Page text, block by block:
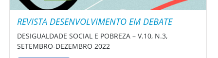
REVISTA DESENVOLVIMENTO EM DEBATE
DESIGUALDADE SOCIAL E POBREZA – V.10, N.3,
SETEMBRO-DEZEMBRO 2022